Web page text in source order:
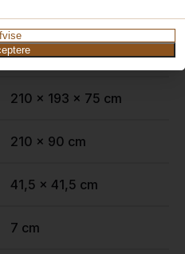
Rå beton
210 x 193 x 75 cm
210 x 90 cm
41,5 x 41,5 cm
7 cm